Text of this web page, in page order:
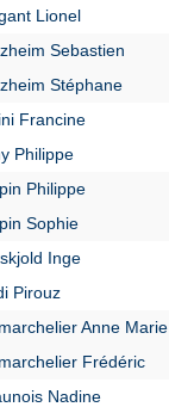
Lionel
Sebastien
Stéphane
Francine
Philippe
Philippe
Sophie
Inge
Pirouz
Anne Marie
Frédéric
Nadine